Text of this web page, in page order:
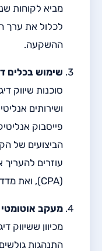
מביא לקוחות
לכלול את ערך
ההשקעה.
שימוש בכלים
סוכנות שיווק
פייסבוק
הביצועים של
עוזרים
(CPA), ואת מדדי הצלחה נוספים.
מעקב
מכיוון ששיווק
התנהגות